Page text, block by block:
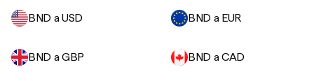
BND a USD
BND a EUR
BND a GBP BND a CAD